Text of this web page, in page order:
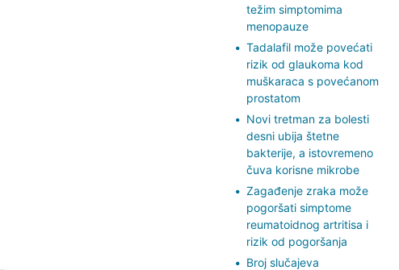
težim simptomima
menopauze
Tadalafil može povećati
rizik od glaukoma kod
muškaraca s povećanom
prostatom
Novi tretman za bolesti
desni ubija štetne
bakterije, a istovremeno
čuva korisne mikrobe
Zagađenje zraka može
pogoršati simptome
reumatoidnog artritisa i
rizik od pogoršanja
Broj slučajeva